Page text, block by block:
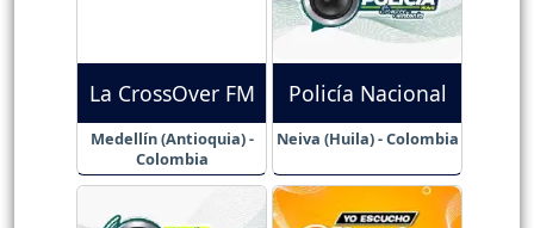
La CrossOver FM
Medellín (Antioquia) -
Colombia
Policía Nacional
Neiva (Huila) - Colombia